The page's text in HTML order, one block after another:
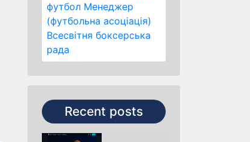
футбол Менеджер
(футбольна асоціація)
Всесвітня боксерська
рада
Recent posts